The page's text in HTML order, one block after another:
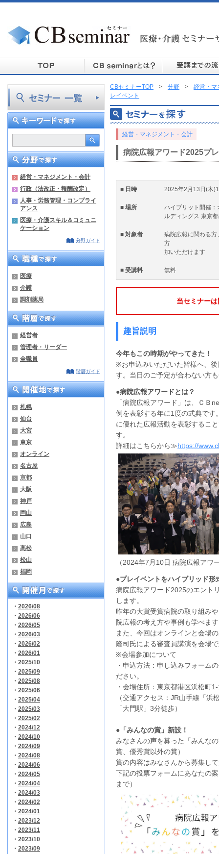
経営・マネジメント・会計
行政（法改正・報酬改定）
人事・労務管理・コンプライ
アンス
医療・介護スキル＆コミュニ
ケーション
分野ガイド
医療
介護
調剤薬局
経営者
管理者・リーダー
全職員
階層ガイド
札幌
仙台
大宮
東京
オンライン
名古屋
京都
大阪
神戸
岡山
広島
山口
高松
松山
福岡
・ 2026/08
・ 2026/06
・ 2026/05
・ 2026/03
・ 2026/02
・ 2026/01
・ 2025/10
・ 2025/09
・ 2025/08
・ 2025/06
・ 2025/04
・ 2025/03
・ 2025/02
・ 2024/12
・ 2024/10
・ 2024/09
・ 2024/08
・ 2024/06
・ 2024/05
・ 2024/04
・ 2024/03
・ 2024/02
・ 2024/01
・ 2023/12
・ 2023/11
・ 2023/10
・ 2023/09
CBセミナーTOP > 分野 >
経営・マ
レイベント
経営・マネジメント・会計
病院広報アワード2025プ
■ 日時 2025年2月13日(木
■ 場所
ハイブリット開催
ルディングス 東京
■ 対象者
病院広報に関わる
方 ※ど
加いただけます
■ 受講料 無料
当セミナー
趣旨説明
今年もこの時期がやってきた！
※お申込みいただいた皆様へ、
す。当日のご予定が合わない方
●病院広報アワードとは？
「病院広報アワード」は、ＣＢ
例を表彰する年に1度の式典で
に優れた広報活動を表彰するこ
す。
詳細はこちらから≫https://
（2024年7月10日 病院広報アワ
●プレイベントをハイブリッド形
病院広報アワード2025のエント
します。
昨年の大賞受賞病院の取り組み
院広報の考え方や事例も学べま
また、今回はオンラインと会場
隆司氏による審査員講演を会場
※会場参加について
・申込方法：申し込みフォーム
ださい。
・会場住所：東京都港区浜松町
（交通アクセス：JR山手線「浜
「大門駅」3分徒歩）
●「みんなの賞」新設！
みなさんの声を募った「みんな
賞、優秀賞以外の賞）
賞の内容はみなさんから募集し
下記の投票フォームにあなたの
まで）